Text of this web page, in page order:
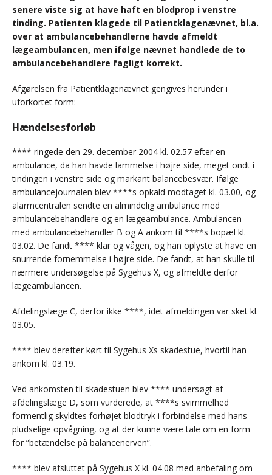
senere viste sig at have haft en blodprop i venstre
tinding. Patienten klagede til Patientklagenævnet, bl.a.
over at ambulancebehandlerne havde afmeldt
lægeambulancen, men ifølge nævnet handlede de to
ambulancebehandlere fagligt korrekt.
Afgørelsen fra Patientklagenævnet gengives herunder i
uforkortet form:
Hændelsesforløb
**** ringede den 29. december 2004 kl. 02.57 efter en
ambulance, da han havde lammelse i højre side, meget ondt i
tindingen i venstre side og markant balancebesvær. Ifølge
ambulancejournalen blev ****s opkald modtaget kl. 03.00, og
alarmcentralen sendte en almindelig ambulance med
ambulancebehandlere og en lægeambulance. Ambulancen
med ambulancebehandler B og A ankom til ****s bopæl kl.
03.02. De fandt **** klar og vågen, og han oplyste at have en
snurrende fornemmelse i højre side. De fandt, at han skulle til
nærmere undersøgelse på Sygehus X, og afmeldte derfor
lægeambulancen.
Afdelingslæge C, derfor ikke ****, idet afmeldingen var sket kl.
03.05.
**** blev derefter kørt til Sygehus Xs skadestue, hvortil han
ankom kl. 03.19.
Ved ankomsten til skadestuen blev **** undersøgt af
afdelingslæge D, som vurderede, at ****s svimmelhed
formentlig skyldtes forhøjet blodtryk i forbindelse med hans
pludselige opvågning, og at der kunne være tale om en form
for ”betændelse på balancenerven”.
**** blev afsluttet på Sygehus X kl. 04.08 med anbefaling om